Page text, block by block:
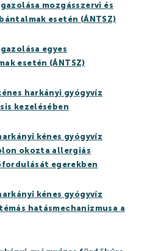
mozgásszervi és
esetén (ÁNTSZ)
egyes
esetén (ÁNTSZ)
harkányi gyógyvíz
kezelésében
kénes gyógyvíz
okozta allergiás
egerekben
kénes gyógyvíz
hatásmechanizmusa a